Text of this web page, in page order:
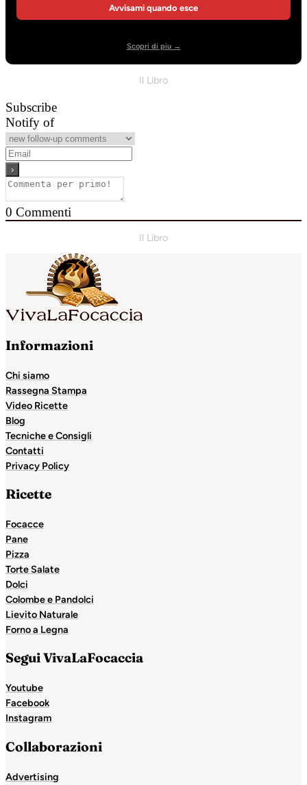
Avvisami quando esce
Scopri di piu →
Il Libro
Subscribe
Notify of
0 Commenti
Il Libro
Informazioni
Chi siamo
Rassegna Stampa
Video Ricette
Blog
Tecniche e Consigli
Contatti
Privacy Policy
Ricette
Focacce
Pane
Pizza
Torte Salate
Dolci
Colombe e Pandolci
Lievito Naturale
Forno a Legna
Segui VivaLaFocaccia
Youtube
Facebook
Instagram
Collaborazioni
Advertising